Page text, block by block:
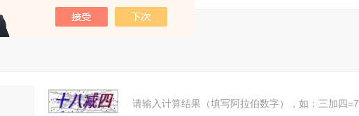
请输入计算结果（填写阿拉伯数字），如：三加四=7